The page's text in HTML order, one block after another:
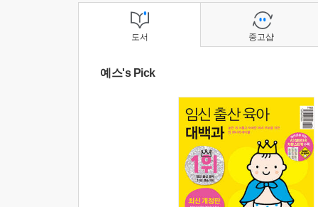
도서
예스's Pick
중고샵